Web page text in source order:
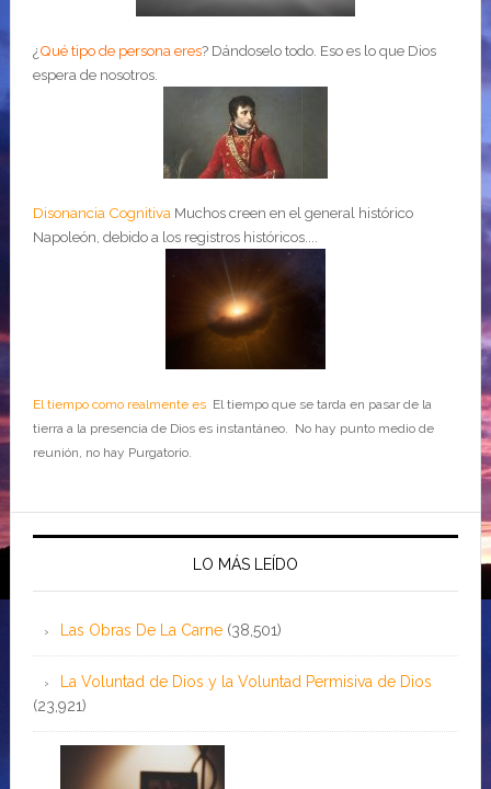
¿Qué tipo de persona eres? Dándoselo todo. Eso es lo que Dios
espera de nosotros.
Disonancia Cognitiva Muchos creen en el general histórico
Napoleón, debido a los registros históricos....
El tiempo como realmente esEl tiempo que se tarda en pasar de la
tierra a la presencia de Dios es instantáneo. No hay punto medio de
reunión, no hay Purgatorio.
LO MÁS LEÍDO
Las Obras De La Carne (38,501)
La Voluntad de Dios y la Voluntad Permisiva de Dios
(23,921)